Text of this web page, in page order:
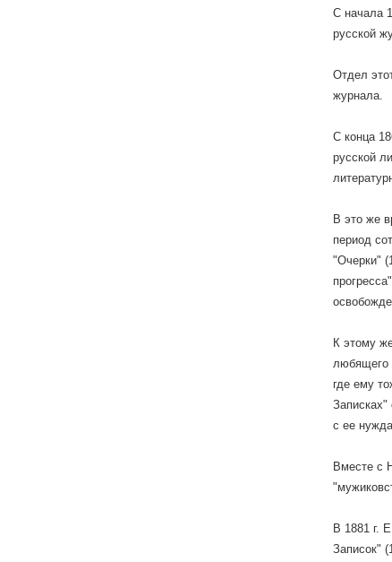
С начала
русской
Отдел
журнала.
С конца
русской
В это же
период
"Очерки"
К этому
любящего
где ему
Записках"
с ее
Вместе с
В 1881 г.
Записок"